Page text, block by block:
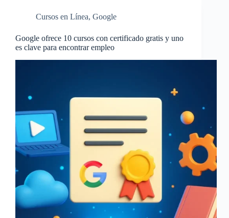
Cursos en Línea, Google
Google ofrece 10 cursos con certificado gratis y uno
es clave para encontrar empleo